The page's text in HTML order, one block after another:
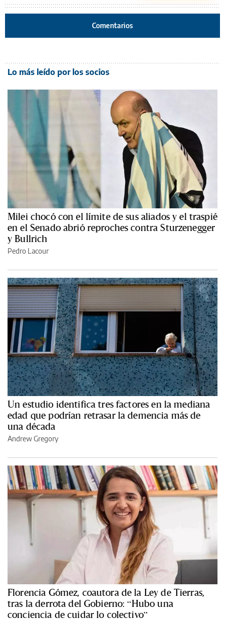
Comentarios
Lo más leído por los socios
Milei chocó con el límite de sus aliados y el traspié
en el Senado abrió reproches contra Sturzenegger
y Bullrich
Pedro Lacour
Un estudio identifica tres factores en la mediana
edad que podrían retrasar la demencia más de
una década
Andrew Gregory
Florencia Gómez, coautora de la Ley de Tierras,
tras la derrota del Gobierno: “Hubo una
conciencia de cuidar lo colectivo”